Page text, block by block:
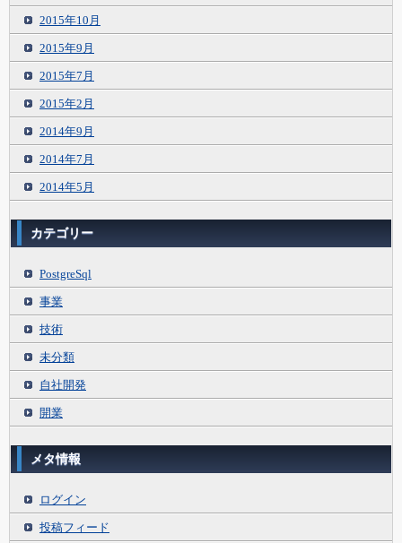
2015年10月
2015年9月
2015年7月
2015年2月
2014年9月
2014年7月
2014年5月
カテゴリー
PostgreSql
事業
技術
未分類
自社開発
開業
メタ情報
ログイン
投稿フィード